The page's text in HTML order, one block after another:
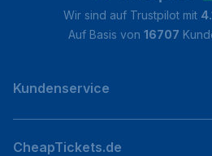
Wir sind auf Trustpilot mit
Auf Basis von 16707
Kundenservice
CheapTickets.de